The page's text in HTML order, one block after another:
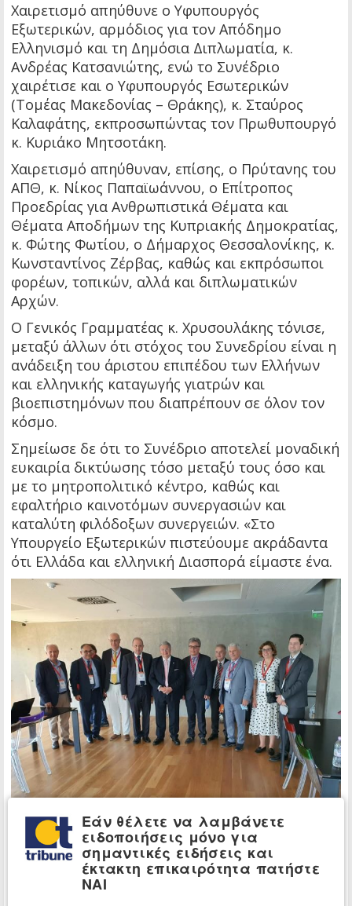
Χαιρετισμό απηύθυνε ο Υφυπουργός
Εξωτερικών, αρμόδιος για τον Απόδημο
Ελληνισμό και τη Δημόσια Διπλωματία, κ.
Ανδρέας Κατσανιώτης, ενώ το Συνέδριο
χαιρέτισε και ο Υφυπουργός Εσωτερικών
(Τομέας Μακεδονίας – Θράκης), κ. Σταύρος
Καλαφάτης, εκπροσωπώντας τον Πρωθυπουργό
κ. Κυριάκο Μητσοτάκη.
Χαιρετισμό απηύθυναν, επίσης, ο Πρύτανης του
ΑΠΘ, κ. Νίκος Παπαϊωάννου, ο Επίτροπος
Προεδρίας για Ανθρωπιστικά Θέματα και
Θέματα Αποδήμων της Κυπριακής Δημοκρατίας,
κ. Φώτης Φωτίου, ο Δήμαρχος Θεσσαλονίκης, κ.
Κωνσταντίνος Ζέρβας, καθώς και εκπρόσωποι
φορέων, τοπικών, αλλά και διπλωματικών
Αρχών.
Ο Γενικός Γραμματέας κ. Χρυσουλάκης τόνισε,
μεταξύ άλλων ότι στόχος του Συνεδρίου είναι η
ανάδειξη του άριστου επιπέδου των Ελλήνων
και ελληνικής καταγωγής γιατρών και
βιοεπιστημόνων που διαπρέπουν σε όλον τον
κόσμο.
Σημείωσε δε ότι το Συνέδριο αποτελεί μοναδική
ευκαιρία δικτύωσης τόσο μεταξύ τους όσο και
με το μητροπολιτικό κέντρο, καθώς και
εφαλτήριο καινοτόμων συνεργασιών και
καταλύτη φιλόδοξων συνεργειών. «Στο
Υπουργείο Εξωτερικών πιστεύουμε ακράδαντα
ότι Ελλάδα και ελληνική Διασπορά είμαστε ένα.
Το 1ο Παγκόσμιο Πανομογενειακό Ιατρικό
Συνέδριο αποτελεί υλοποίηση και έκφραση
αυτής της θέσης», υπογράμμισε ο κ.
Εάν θέλετε να λαμβάνετε
ειδοποιήσεις μόνο για
σημαντικές ειδήσεις και
έκτακτη επικαιρότητα πατήστε
ΝΑΙ